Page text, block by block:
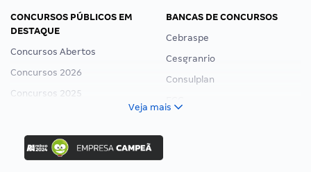
CONCURSOS PÚBLICOS EM
DESTAQUE
Concursos Abertos
Concursos 2026
Concursos 2025
Concurso Ibama
Concurso MPU
BANCAS DE CONCURSOS
Cebraspe
Cesgranrio
Consulplan
Veja mais